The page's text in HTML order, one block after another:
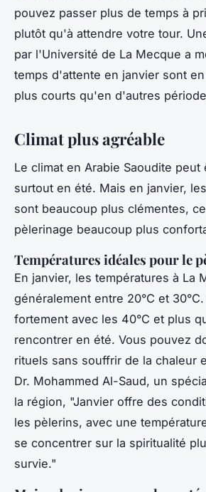
pouvez passer plus de temps à
plutôt qu'à attendre votre tour.
par l'Université de La Mecque a
temps d'attente en janvier sont
plus courts qu'en d'autres
Climat plus agréable
Le climat en Arabie Saoudite peut
surtout en été. Mais en janvier,
sont beaucoup plus clémentes,
pèlerinage beaucoup plus
Températures idéales pour le
En janvier, les températures à La
généralement entre 20°C et
fortement avec les 40°C et plus
rencontrer en été. Vous pouvez
rituels sans souffrir de la chaleur
Dr. Mohammed Al-Saud, un
la région, "Janvier offre des
les pèlerins, avec une
se concentrer sur la spiritualité
survie."